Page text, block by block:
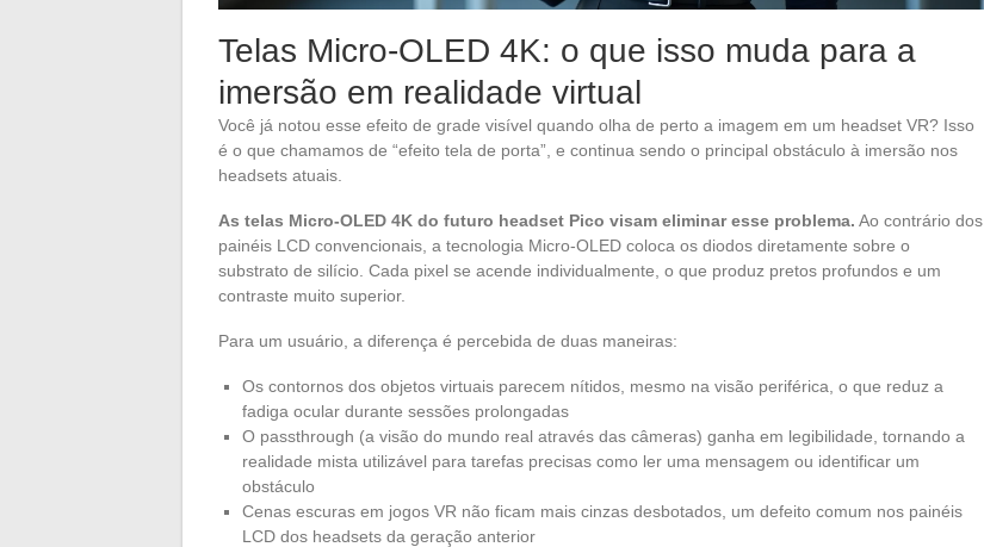
Telas Micro-OLED 4K: o que isso muda para a
imersão em realidade virtual
Você já notou esse efeito de grade visível quando olha de perto a imagem em um headset VR? Isso
é o que chamamos de “efeito tela de porta”, e continua sendo o principal obstáculo à imersão nos
headsets atuais.
As telas Micro-OLED 4K do futuro headset Pico visam eliminar esse problema. Ao contrário dos
painéis LCD convencionais, a tecnologia Micro-OLED coloca os diodos diretamente sobre o
substrato de silício. Cada pixel se acende individualmente, o que produz pretos profundos e um
contraste muito superior.
Para um usuário, a diferença é percebida de duas maneiras:
Os contornos dos objetos virtuais parecem nítidos, mesmo na visão periférica, o que reduz a
fadiga ocular durante sessões prolongadas
O passthrough (a visão do mundo real através das câmeras) ganha em legibilidade, tornando a
realidade mista utilizável para tarefas precisas como ler uma mensagem ou identificar um
obstáculo
Cenas escuras em jogos VR não ficam mais cinzas desbotados, um defeito comum nos painéis
LCD dos headsets da geração anterior